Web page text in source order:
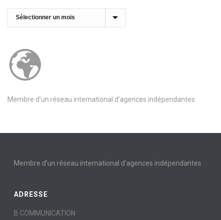
Archives
Membre d’un réseau international d’agences indépendantes
Membre d’un réseau international d’agences indépendantes
ADRESSE
B COMMUNICATION